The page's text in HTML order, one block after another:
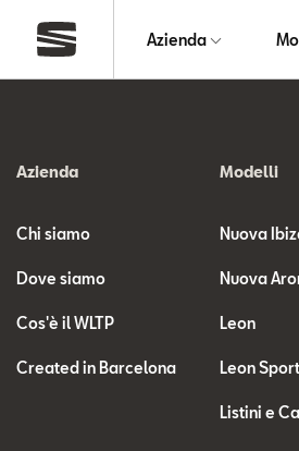
Azienda
Azienda
Chi siamo
Dove siamo
Cos'è il WLTP
Created in Barcelona
Modelli
Nuova
Nuova
Leon
Leon
Listini e